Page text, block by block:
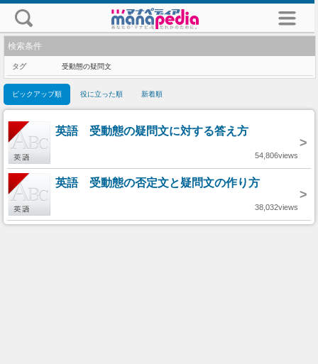
検索条件
タグ 受動態の疑問文
ピックアップ順 役に立った順 新着順
英語 受動態の疑問文に対する答え方
>
54,806views
英語 受動態の否定文と疑問文の作り方
>
38,032views